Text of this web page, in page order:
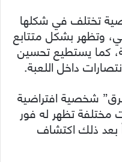
أكثر من 450 شخصية تختلف في شكلها
وتظهر بشكل متتابع
كما يستطيع تحسين
داخل اللعبة.
شخصية افتراضية
تظهر له فور
بعد ذلك اكتشاف